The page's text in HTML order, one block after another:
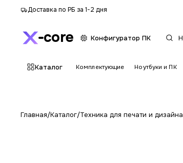
Доставка по РБ за 1-2 дня
core Конфигуратор ПК
Каталог Комплектующие Ноутбуки и ПК
Главная/Каталог/Техника для печати и дизайна